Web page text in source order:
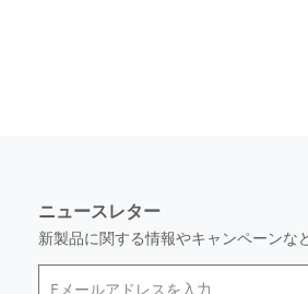
ニュースレター
新製品に関する情報やキャンペーンな